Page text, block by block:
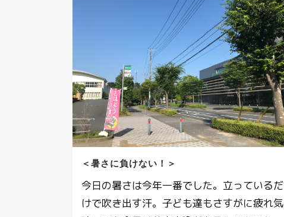
＜暑さに負けない！＞
今日の暑さは今年一番でした。立っているだ
けで吹き出す汗。子ども達もさすがに疲れ気